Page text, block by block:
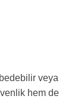
veya
hem de